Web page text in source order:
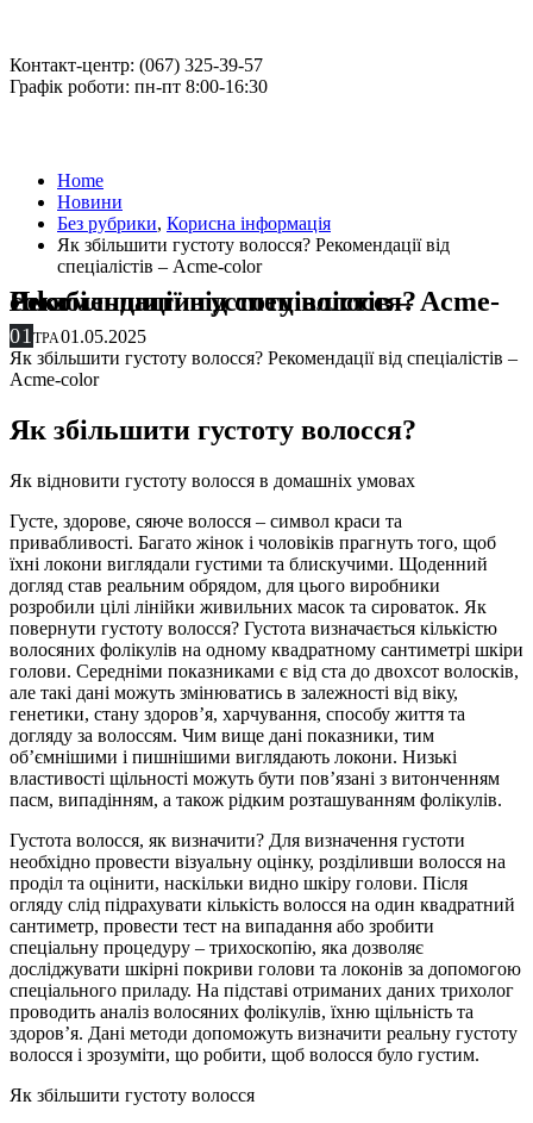
Контакт-центр: (067) 325-39-57
Графік роботи: пн-пт 8:00-16:30
Home
Новини
Без рубрики, Корисна інформація
Як збільшити густоту волосся? Рекомендації від
спеціалістів – Acme-color
Як збільшити густоту волосся? Рекомендації від спеціалістів – Acme-color
01 ТРА01.05.2025
Як збільшити густоту волосся? Рекомендації від спеціалістів –
Acme-color
Як збільшити густоту волосся?
Як відновити густоту волосся в домашніх умовах
Густе, здорове, сяюче волосся – символ краси та
привабливості. Багато жінок і чоловіків прагнуть того, щоб
їхні локони виглядали густими та блискучими. Щоденний
догляд став реальним обрядом, для цього виробники
розробили цілі лінійки живильних масок та сироваток. Як
повернути густоту волосся? Густота визначається кількістю
волосяних фолікулів на одному квадратному сантиметрі шкіри
голови. Середніми показниками є від ста до двохсот волосків,
але такі дані можуть змінюватись в залежності від віку,
генетики, стану здоров’я, харчування, способу життя та
догляду за волоссям. Чим вище дані показники, тим
об’ємнішими і пишнішими виглядають локони. Низькі
властивості щільності можуть бути пов’язані з витонченням
пасм, випадінням, а також рідким розташуванням фолікулів.
Густота волосся, як визначити? Для визначення густоти
необхідно провести візуальну оцінку, розділивши волосся на
проділ та оцінити, наскільки видно шкіру голови. Після
огляду слід підрахувати кількість волосся на один квадратний
сантиметр, провести тест на випадання або зробити
спеціальну процедуру – трихоскопію, яка дозволяє
досліджувати шкірні покриви голови та локонів за допомогою
спеціального приладу. На підставі отриманих даних трихолог
проводить аналіз волосяних фолікулів, їхню щільність та
здоров’я. Дані методи допоможуть визначити реальну густоту
волосся і зрозуміти, що робити, щоб волосся було густим.
Як збільшити густоту волосся